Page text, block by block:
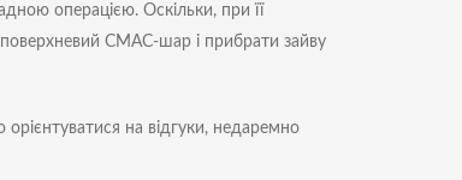
операцією. Оскільки, при її
поверхневий СМАС-шар і прибрати зайву
на відгуки, недаремно